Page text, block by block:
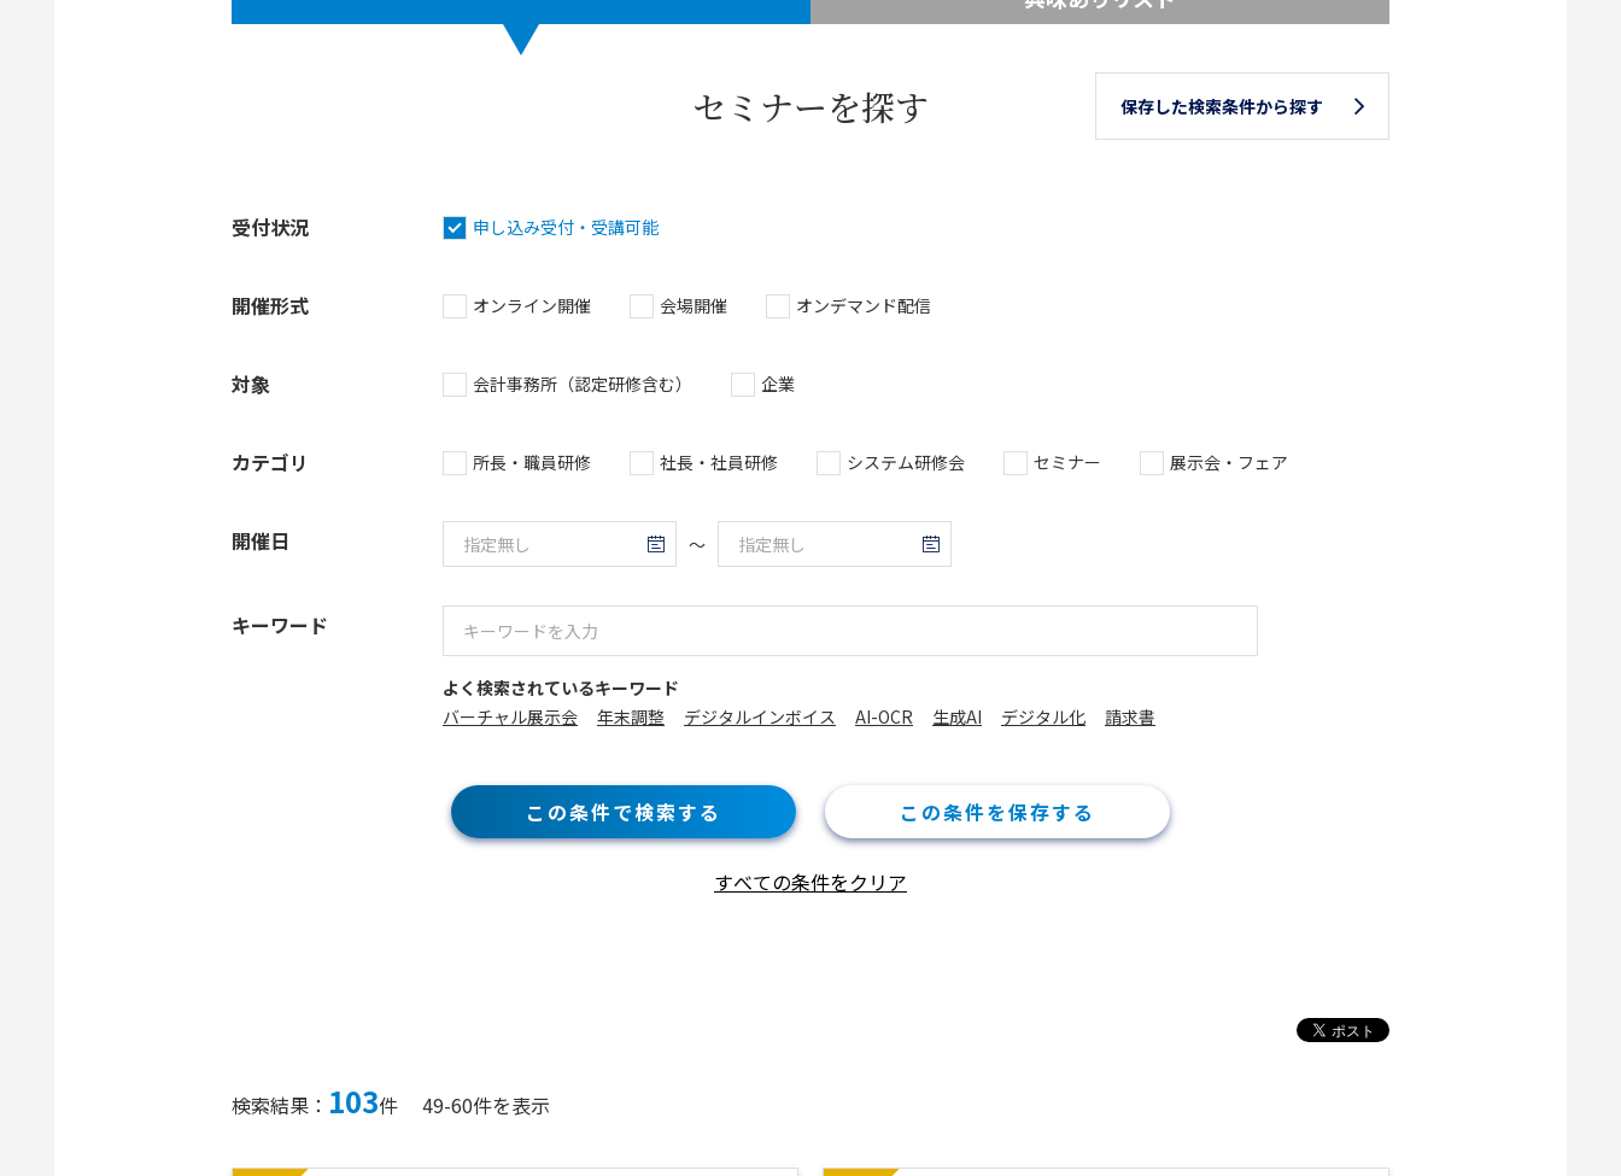
セミナーを探す 保存した検索条件から探す
受付状況 申し込み受付・受講可能
開催形式 オンライン開催 会場開催 オンデマンド配信
対象 会計事務所（認定研修含む） 企業
カテゴリ 所長・職員研修 社長・社員研修 システム研修会 セミナー 展示会・フェア
開催日 ～
キーワード
よく検索されているキーワード
バーチャル展示会
年末調整 デジタルインボイス AI-OCR 生成AI デジタル化 請求書
この条件で検索する この条件を保存する
すべての条件をクリア
検索結果： 103件 49-60件を表示